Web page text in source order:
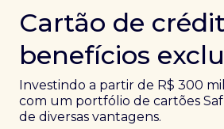
Cartão de
benefícios
Investindo a partir de R$ 300
com um portfólio de cartões
de diversas vantagens.